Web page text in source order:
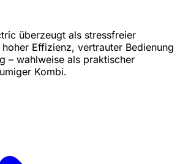
überzeugt als stressfreier
Effizienz, vertrauter Bedienung
– wahlweise als praktischer
Kombi.